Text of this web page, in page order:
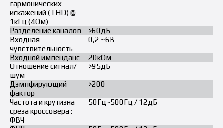
гармонических
искажений (THD) @
1кГц (4Ом)
Разделение каналов
>60дБ
Входная
чувствительность
0,2 ~6B
Входной импенданс
20кОм
Отношение сигнал/
шум
>95дБ
Дэмпфирующий
фактор
>200
Частота и крутизна
среза кроссовера :
ФВЧ
50Гц~500Гц / 12дБ